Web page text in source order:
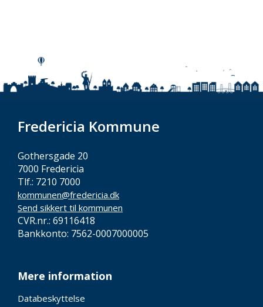
Fredericia Kommune
Gothersgade 20
7000 Fredericia
Tlf.: 7210 7000
kommunen@fredericia.dk
Send sikkert til kommunen
CVR.nr.: 69116418
Bankkonto: 7562-0007000005
Mere information
Databeskyttelse